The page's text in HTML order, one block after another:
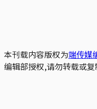
本刊载内容版权为端传媒
编辑部授权,请勿转载或复